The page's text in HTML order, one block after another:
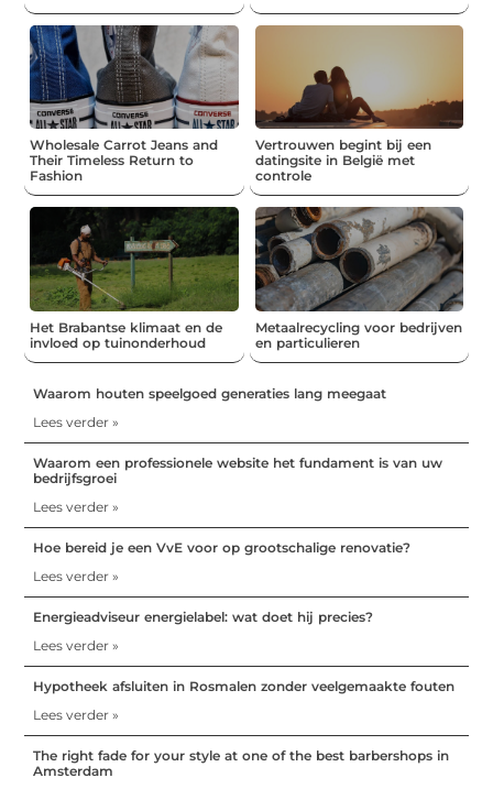
Wholesale Carrot Jeans and
Their Timeless Return to
Fashion
Vertrouwen begint bij een
datingsite in België met
controle
Het Brabantse klimaat en de
invloed op tuinonderhoud
Metaalrecycling voor bedrijven
en particulieren
Waarom houten speelgoed generaties lang meegaat
Lees verder »
Waarom een professionele website het fundament is van uw
bedrijfsgroei
Lees verder »
Hoe bereid je een VvE voor op grootschalige renovatie?
Lees verder »
Energieadviseur energielabel: wat doet hij precies?
Lees verder »
Hypotheek afsluiten in Rosmalen zonder veelgemaakte fouten
Lees verder »
The right fade for your style at one of the best barbershops in
Amsterdam